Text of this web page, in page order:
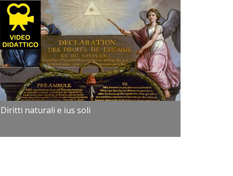
Diritti naturali e ius soli